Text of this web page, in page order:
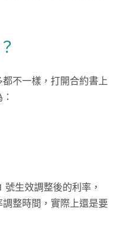
不一樣，打開合約書上
生效調整後的利率，
整時間，實際上還是要